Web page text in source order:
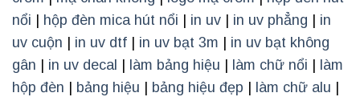
nổi
hộp đèn mica hút nổi in uv in uv phẳng
in
uv cuộn
in uv dtf in uv bạt 3m
in uv bạt không
gân
in uv decal làm bảng hiệu làm chữ nổi
làm
hộp đèn
bảng hiệu bảng hiệu đẹp làm chữ alu